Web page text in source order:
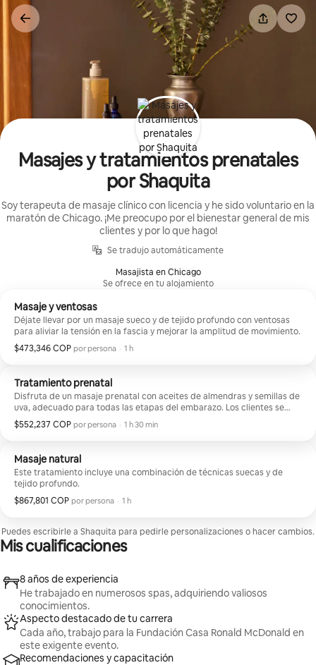
Omite
contenido
Masajes y tratamientos prenatales
por Shaquita
Soy terapeuta de masaje clínico con licencia y he sido voluntario en la
maratón de Chicago. ¡Me preocupo por el bienestar general de mis
clientes y por lo que hago!
Se tradujo automáticamente
Masajista en Chicago
Se ofrece en tu alojamiento
Masaje y ventosas
Déjate llevar por un masaje sueco y de tejido profundo con ventosas
para aliviar la tensión en la fascia y mejorar la amplitud de movimiento.
$473,346 COP por persona
$473,346 COP por huésped
, · 1 h
Tratamiento prenatal
Disfruta de un masaje prenatal con aceites de almendras y semillas de
uva, adecuado para todas las etapas del embarazo. Los clientes se
tumbarán boca arriba o de lado durante la sesión.
$552,237 COP por persona
$552,237 COP por huésped
, · 1 h 30 min
Masaje natural
Este tratamiento incluye una combinación de técnicas suecas y de
tejido profundo.
$867,801 COP por persona
$867,801 COP por huésped
, · 1 h
Puedes escribirle a Shaquita para pedirle personalizaciones o hacer cambios.
Mis cualificaciones
8 años de experiencia
He trabajado en numerosos spas, adquiriendo valiosos
conocimientos.
Aspecto destacado de tu carrera
Cada año, trabajo para la Fundación Casa Ronald McDonald en
este exigente evento.
Recomendaciones y capacitación